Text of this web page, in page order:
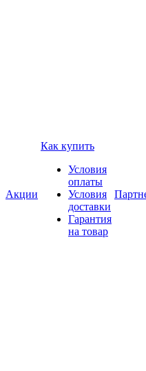
Акции
Как купить
Условия
оплаты
Условия
доставки
Гарантия
на товар